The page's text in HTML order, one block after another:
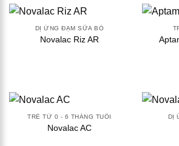
DỊ ỨNG ĐẠM SỮA BÒ
Novalac Riz AR
TRẺ TỪ 0 - 6 THÁNG TUỔI
Novalac AC
DỊ